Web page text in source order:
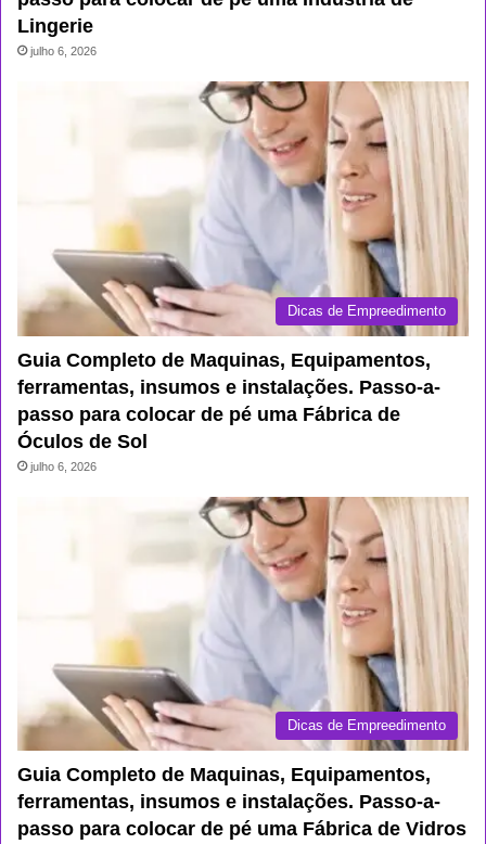
Lingerie
julho 6, 2026
Dicas de Empreedimento
Guia Completo de Maquinas, Equipamentos,
ferramentas, insumos e instalações. Passo-a-
passo para colocar de pé uma Fábrica de
Óculos de Sol
julho 6, 2026
Dicas de Empreedimento
Guia Completo de Maquinas, Equipamentos,
ferramentas, insumos e instalações. Passo-a-
passo para colocar de pé uma Fábrica de Vidros